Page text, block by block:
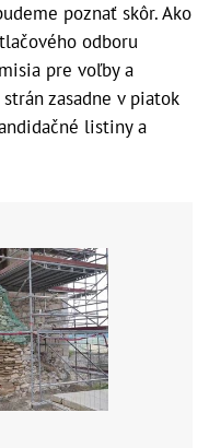
poznať skôr. Ako
odboru
pre voľby a
zasadne v piatok
listiny a